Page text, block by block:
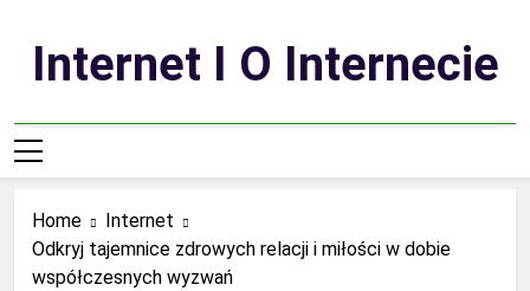
contentInternet I O Internecie
Home
Internet
Odkryj tajemnice zdrowych relacji i miłości w dobie
współczesnych wyzwań